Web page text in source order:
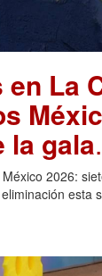
La
la gala
2026:
esta